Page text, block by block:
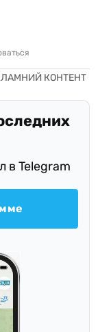
в Telegram